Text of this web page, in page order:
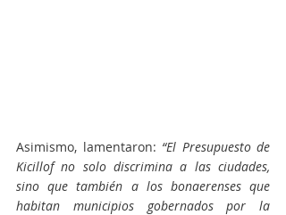
Asimismo, lamentaron: “El Presupuesto de
Kicillof no solo discrimina a las ciudades,
sino que también a los bonaerenses que
habitan municipios gobernados por la